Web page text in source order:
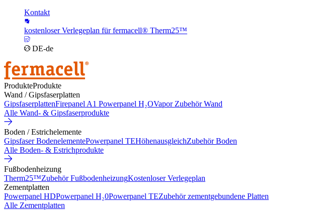
Kontakt
kostenloser Verlegeplan für fermacell® Therm25™
DE-de
ProdukteProdukte
Wand / Gipsfaserplatten
GipsfaserplattenFirepanel A1 Powerpanel H₂OVapor Zubehör Wand
Alle Wand- & Gipsfaserprodukte
Boden / Estrichelemente
Gipsfaser BodenelementePowerpanel TEHöhenausgleichZubehör Boden
Alle Boden- & Estrichprodukte
Fußbodenheizung
Therm25™Zubehör FußbodenheizungKostenloser Verlegeplan
Zementplatten
Powerpanel HDPowerpanel H₂0Powerpanel TEZubehör zementgebundene Platten
Alle Zementplatten